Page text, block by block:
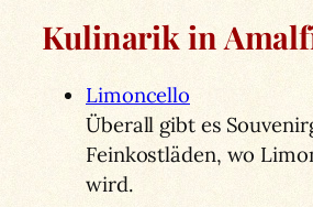
Kulinarik in
Limoncello
Überall gibt es
Feinkostläden, wo
wird.